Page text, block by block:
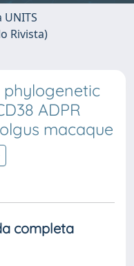
Rivista)
ADPR
macaque
completa